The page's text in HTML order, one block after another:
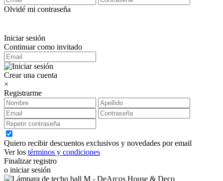
Olvidé mi contraseña
Iniciar sesión
Continuar como invitado
Crear una cuenta
×
Registrarme
Quiero recibir descuentos exclusivos y novedades por email
Ver los términos y condiciones
Finalizar registro
o iniciar sesión